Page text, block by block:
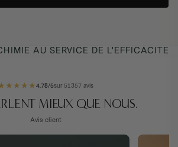
AU SERVICE DE L'EFFICACITÉ
★ ★ ★ ★4.78/5sur 51357 avis
MIEUX QUE NOUS.
Avis client